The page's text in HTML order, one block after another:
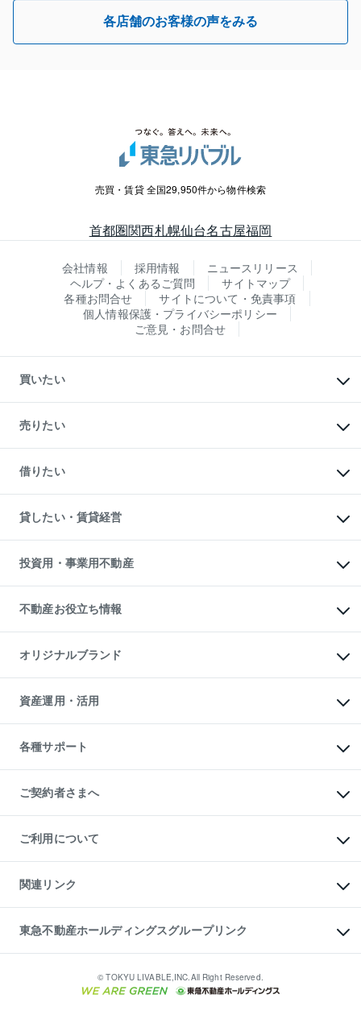
各店舗のお客様の声をみる
売買・賃貸 全国29,950件から物件検索
首都圏関西札幌仙台名古屋福岡
会社情報 採用情報
ニュースリリース
ヘルプ・よくあるご質問
サイトマップ
各種お問合せ
サイトについて・免責事項
個人情報保護・プライバシーポリシー
ご意見・お問合せ
買いたい
新築・分譲マンションの購入
中古マンションの購入
一戸建ての購入
中古一戸建ての購入
不動産購入の流れ
注目キーワード物件特集
購入ガイド
English 繁体中文簡体中文
売りたい
一戸建ての売却・査定
土地の売却・査定
スピードAI査定
不動産査定について
不動産売却の流れ
不動産買換えの流れ
売却ガイド
借りたい
オフィス・店舗の賃貸
借りるときの流れ
借りるガイド
貸したい・賃貸経営
マンション賃料データ
賃貸管理プラン
リロケーションについて
貸すガイド
投資用・事業用不動産
事業用不動産
マンション投資
投資用マンション
アパート経営
収益物件
ビル購入（ビル一棟）
投資用不動産の売却査定
事業用不動産の売却査定
不動産お役立ち情報
マンションライブラリー
人気マンションランキング
暮らしに役立つ不動産メディア
不動産相場・不動産価格情報
不動産コラム・ニュース
不動産用語集
不動産なんでもネット相談室
住まいの税金
オリジナルブランド
一棟リノベーションマンション
L`GENTE（ルジェンテ）
区分リノベーションマンション
投資用一棟レジデンスWELL
不動産小口投資
LEGACIA（レガシア）
資産運用・活用
不動産M&A
アセットマネジメント・出資
各種サポート
相続サポート
リフォームサポート
ご契約者さまへ
ご紹介・再契約特典
入居者様専用-各種ご案内（賃貸）
東急こすもす会「こすもすWeb」
ご利用について
金融商品取引について
東急リバブル ソーシャルメディアポリシー
ご意見・お問い合わせ（金融商品取引専用の相談・お問い合わせ窓口）
ダイレクトメール（郵送物）・Eメールなどの送付停止について
関連リンク
これからご結婚される方に東急百貨店のブライダルクラブ
人材サービスのご用命は 東急リバブルスタッフ株式会社まで
東北の逸品を贈ります 東北すぐれものセレクション
東急不動産ホールディングスグループリンク
東急コミュニティー
東急住宅リース
© TOKYU LIVABLE,INC.All Right Reserved.